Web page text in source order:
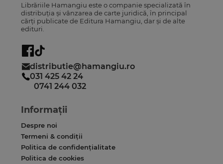
Librăriile Hamangiu este o companie specializată în
distribuția și vânzarea de carte juridică, în principal
cărți publicate de Editura Hamangiu, dar și de alte
edituri.
distributie@hamangiu.ro
031 425 42 24
0741 244 032
Informații
Despre noi
Termeni & condiții
Politica de confidențialitate
Politica de cookies